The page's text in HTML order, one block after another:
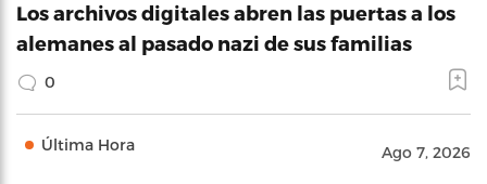
Los archivos digitales abren las puertas a los
alemanes al pasado nazi de sus familias
0
Última Hora Ago 7, 2026